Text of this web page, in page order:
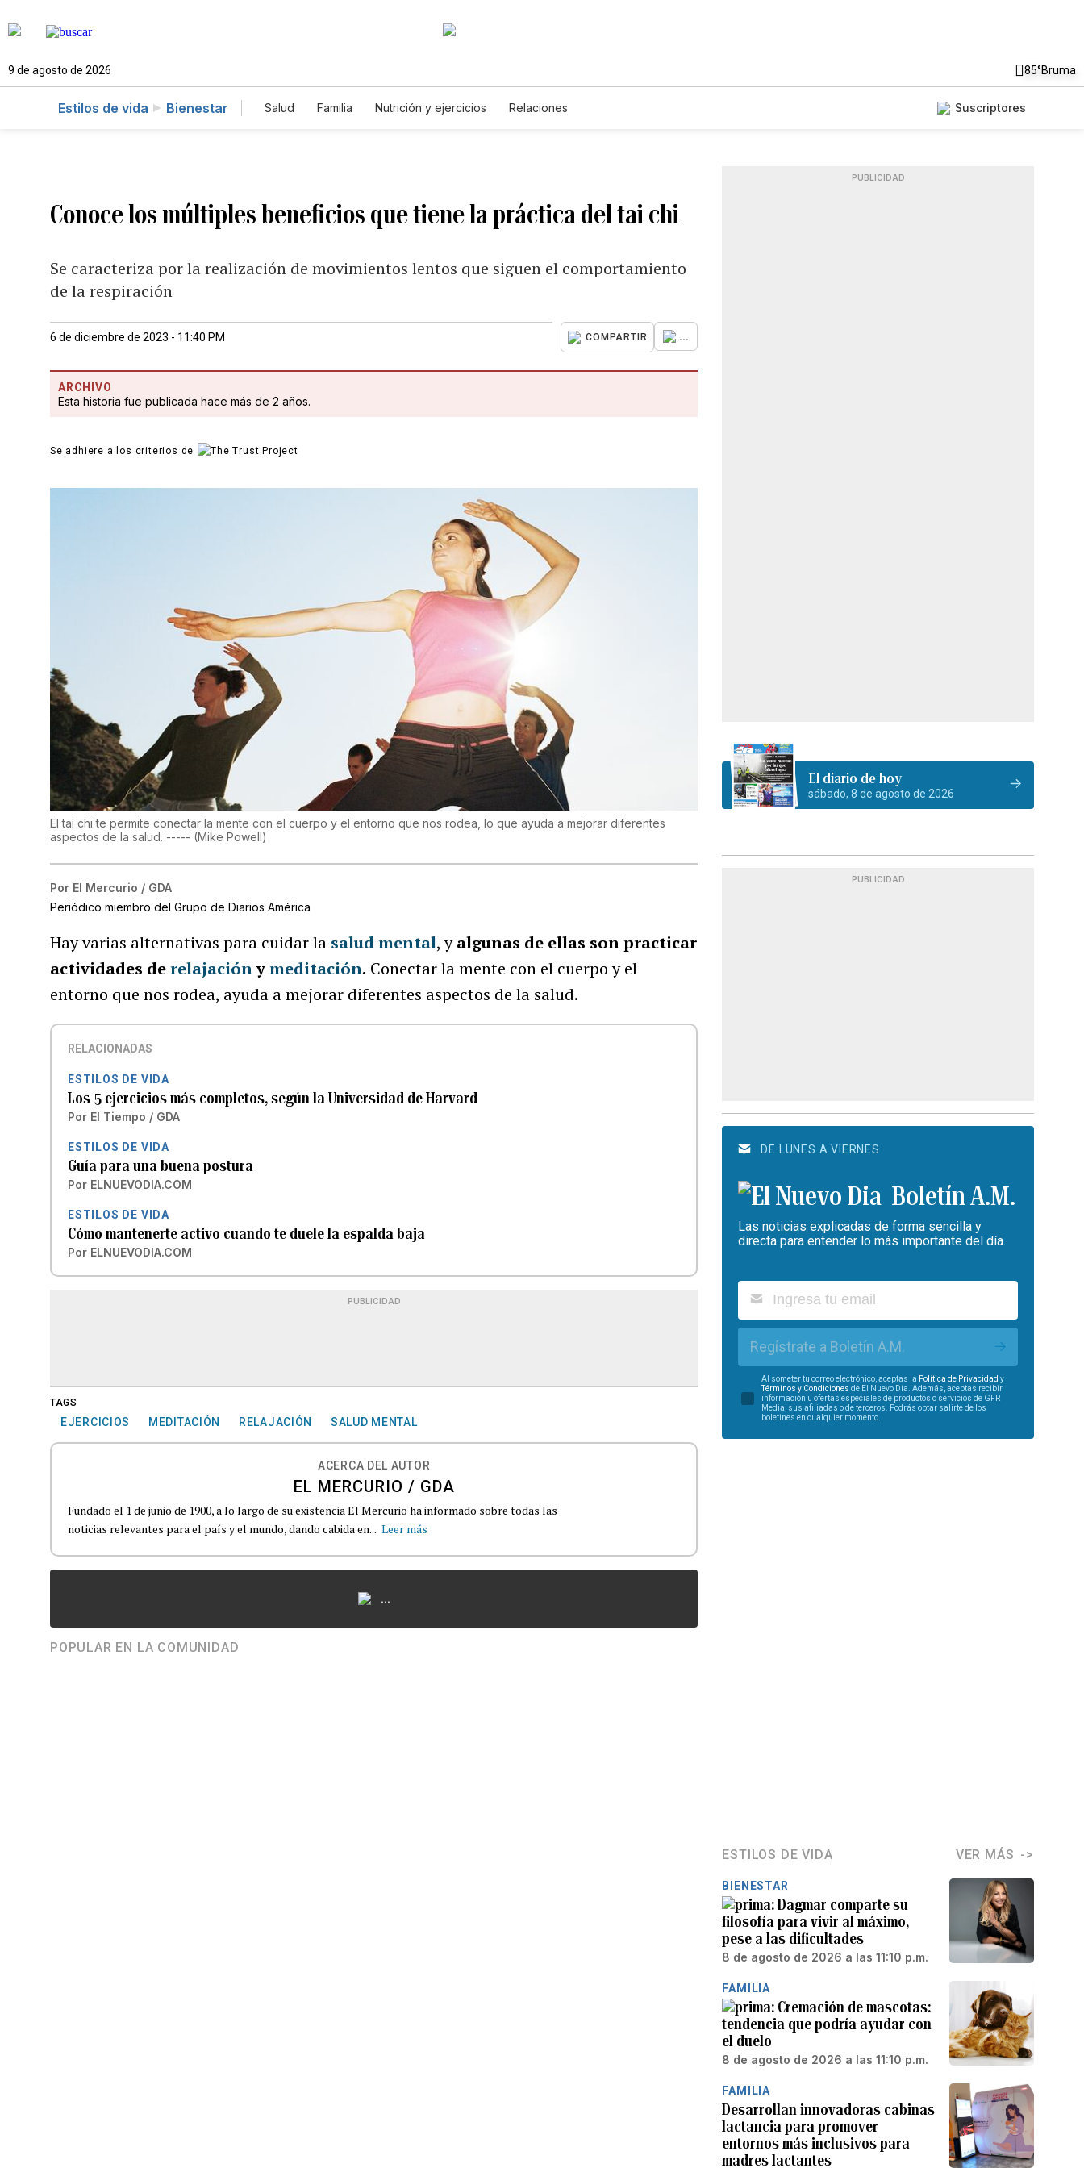
9 de agosto de 2026 85°Bruma
Estilos de vida Bienestar Salud Familia Nutrición y ejercicios Relaciones Suscriptores
Conoce los múltiples beneficios que tiene la práctica del tai chi
Se caracteriza por la realización de movimientos lentos que siguen el comportamiento
de la respiración
6 de diciembre de 2023 - 11:40 PM COMPARTIR ...
ARCHIVO
Esta historia fue publicada hace más de 2 años.
Se adhiere a los criterios de
El tai chi te permite conectar la mente con el cuerpo y el entorno que nos rodea, lo que ayuda a mejorar diferentes
aspectos de la salud. ----- (Mike Powell)
Por El Mercurio / GDA
Periódico miembro del Grupo de Diarios América
Hay varias alternativas para cuidar la salud mental, yalgunas de ellas son practicar
actividades derelajaciónymeditación. Conectar la mente con el cuerpo y el
entorno que nos rodea, ayuda a mejorar diferentes aspectos de la salud.
RELACIONADAS
ESTILOS DE VIDA
Los 5 ejercicios más completos, según la Universidad de Harvard
Por El Tiempo / GDA
ESTILOS DE VIDA
Guía para una buena postura
Por ELNUEVODIA.COM
ESTILOS DE VIDA
Cómo mantenerte activo cuando te duele la espalda baja
Por ELNUEVODIA.COM
PUBLICIDAD
TAGS
EJERCICIOS MEDITACIÓN RELAJACIÓN SALUD MENTAL
ACERCA DEL AUTOR
EL MERCURIO / GDA
Fundado el 1 de junio de 1900, a lo largo de su existencia El Mercurio ha informado sobre todas las
noticias relevantes para el país y el mundo, dando cabida en... Leer más
...
POPULAR EN LA COMUNIDAD
PUBLICIDAD
El diario de hoy
sábado, 8 de agosto de 2026
PUBLICIDAD
DE LUNES A VIERNES
Boletín A.M.
Las noticias explicadas de forma sencilla y
directa para entender lo más importante del día.
Regístrate a Boletín A.M.
Al someter tu correo electrónico, aceptas la Política de Privacidad y
Términos y Condiciones de El Nuevo Día. Además, aceptas recibir
información u ofertas especiales de productos o servicios de GFR
Media, sus afiliadas o de terceros. Podrás optar salirte de los
boletines en cualquier momento.
ESTILOS DE VIDA VER MÁS
BIENESTAR
Dagmar comparte su
filosofía para vivir al máximo,
pese a las dificultades
8 de agosto de 2026 a las 11:10 p.m.
FAMILIA
Cremación de mascotas:
tendencia que podría ayudar con
el duelo
8 de agosto de 2026 a las 11:10 p.m.
FAMILIA
Desarrollan innovadoras cabinas
lactancia para promover
entornos más inclusivos para
madres lactantes